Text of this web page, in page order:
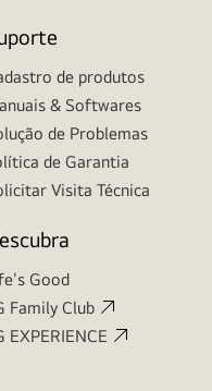
de produtos
& Softwares
de Problemas
de Garantia
Visita Técnica
Good
Family Club
EXPERIENCE